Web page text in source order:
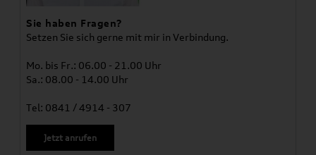
Sie haben Fragen?
Setzen Sie sich gerne mit mir in Verbindung.
Mo. bis Fr.: 06.00 - 21.00 Uhr
Sa.: 08.00 - 14.00 Uhr
Tel: 0841 / 4914 - 307
Jetzt anrufen